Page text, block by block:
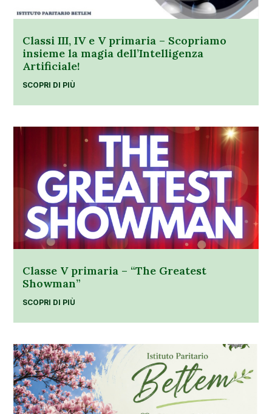
Classi III, IV e V primaria – Scopriamo
insieme la magia dell’Intelligenza
Artificiale!
SCOPRI DI PIÙ
Classe V primaria – “The Greatest
Showman”
SCOPRI DI PIÙ